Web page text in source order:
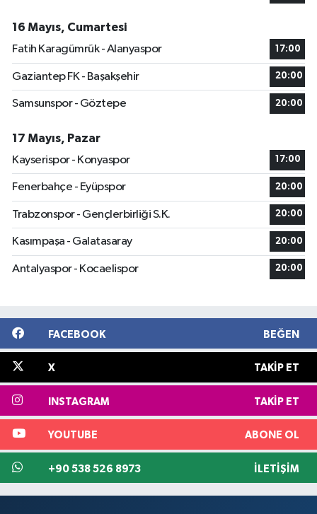
16 Mayıs, Cumartesi
Fatih Karagümrük - Alanyaspor
17:00
Gaziantep FK - Başakşehir 20:00
Samsunspor - Göztepe 20:00
17 Mayıs, Pazar
Kayserispor - Konyaspor
17:00
Fenerbahçe - Eyüpspor 20:00
Trabzonspor - Gençlerbirliği S.K. 20:00
Kasımpaşa - Galatasaray 20:00
Antalyaspor - Kocaelispor 20:00
FACEBOOK BEĞEN
X TAKIP ET
INSTAGRAM TAKIP ET
YOUTUBE ABONE OL
+90 538 526 8973 İLETIŞIM